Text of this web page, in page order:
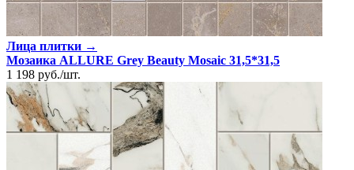
Лица плитки →
Мозаика ALLURE Grey Beauty Mosaic 31,5*31,5
1 198 руб./шт.